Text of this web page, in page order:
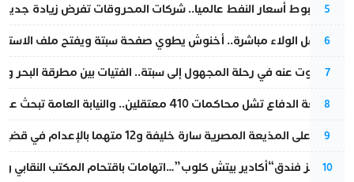
5
رغم هبوط أسعار النفط عالميا.. شركات المحروقات تفرض زيادة
6
بعد حفل الولاء مباشرة.. أخنوش يطوي صفحة سبتة ويفتح ملف
7
المسكوت عنه في رحلة المجهول إلى سبتة.. الفتيات بين مطرقة البحر
8
مقاطعة الدفاع تشل محاكمات 410 معتقلين.. والنيابة العامة تبحث عن حل قانوني
9
الحكم على المذيعة المصرية سارة خليفة و12 متهما بالإعدام في قضية هزت بلاد الفراعنة
10
أزمة تهز فندق“أكادير بيتش كلوب”…اتهامات باقتحام المكتب النقابي